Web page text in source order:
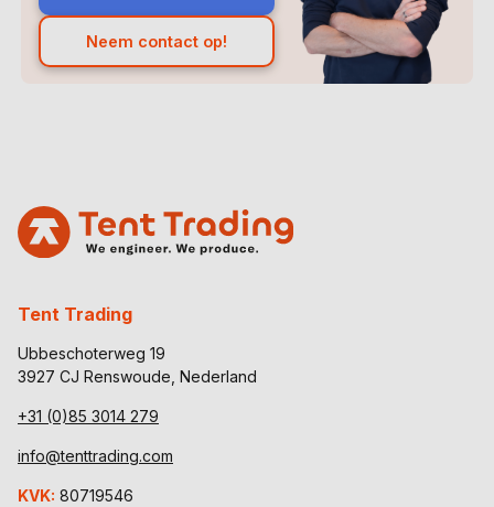
Neem contact op!
Tent Trading
Ubbeschoterweg 19
3927 CJ Renswoude, Nederland
+31 (0)85 3014 279
info@tenttrading.com
KVK: 80719546